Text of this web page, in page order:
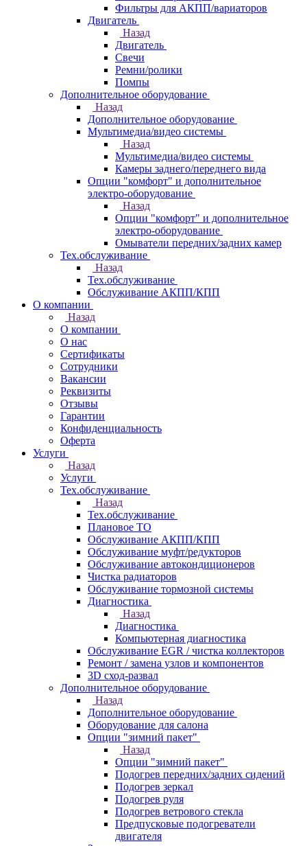
Фильтры для АКПП/вариаторов
Двигатель
Назад
Двигатель
Свечи
Ремни/ролики
Помпы
Дополнительное оборудование
Назад
Дополнительное оборудование
Мультимедиа/видео системы
Назад
Мультимедиа/видео системы
Камеры заднего/переднего вида
Опции "комфорт" и дополнительное
электро-оборудование
Назад
Опции "комфорт" и дополнительное
электро-оборудование
Омыватели передних/задних камер
Тех.обслуживание
Назад
Тех.обслуживание
Обслуживание АКПП/КПП
О компании
Назад
О компании
О нас
Сертификаты
Сотрудники
Вакансии
Реквизиты
Отзывы
Гарантии
Конфиденциальность
Оферта
Услуги
Назад
Услуги
Тех.обслуживание
Назад
Тех.обслуживание
Плановое ТО
Обслуживание АКПП/КПП
Обслуживание муфт/редукторов
Обслуживание автокондиционеров
Чистка радиаторов
Обслуживание тормозной системы
Диагностика
Назад
Диагностика
Компьютерная диагностика
Обслуживание EGR / чистка коллекторов
Ремонт / замена узлов и компонентов
3D сход-развал
Дополнительное оборудование
Назад
Дополнительное оборудование
Оборудование для салона
Опции "зимний пакет"
Назад
Опции "зимний пакет"
Подогрев передних/задних сидений
Подогрев зеркал
Подогрев руля
Подогрев ветрового стекла
Предпусковые подогреватели
двигателя